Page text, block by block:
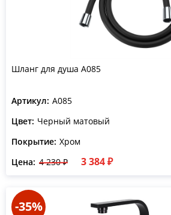
Шланг для душа A085
Артикул: A085
Цвет: Черный матовый
Покрытие: Хром
Цена: 4 230 ₽ 3 384 ₽
-35%